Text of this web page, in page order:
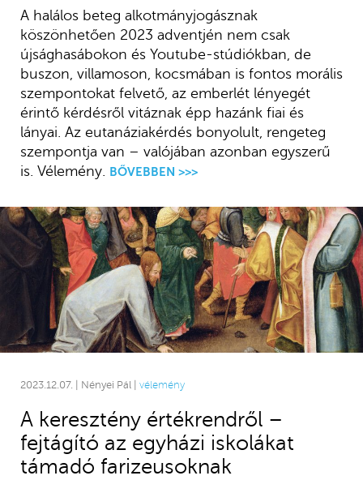
A halálos beteg alkotmányjogásznak
köszönhetően 2023 adventjén nem csak
újsághasábokon és Youtube-stúdiókban, de
buszon, villamoson, kocsmában is fontos morális
szempontokat felvető, az emberlét lényegét
érintő kérdésről vitáznak épp hazánk fiai és
lányai. Az eutanáziakérdés bonyolult, rengeteg
szempontja van – valójában azonban egyszerű
is. Vélemény.
BŐVEBBEN >>>
2023.12.07. | Nényei Pál | vélemény
A keresztény értékrendről –
fejtágító az egyházi iskolákat
támadó farizeusoknak